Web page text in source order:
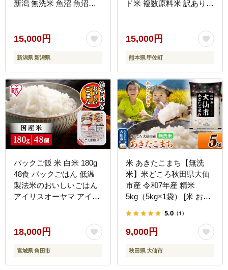
新潟 無洗米 魚沼 魚沼産
15,000円
新潟県 新潟県
ド米 複数原料米 訳あり
おすすめ 熊本県 甲佐町
15,000円
熊本県 甲佐町
パックご飯 米 白米 180g
48食 パックごはん 低温
製法米のおいしいごはん
アイリスオーヤマ アイリ
ク米 レトルト ご飯 ごは
ん こめ 非常食 防災食 備
蓄食 防災 備蓄 仕送り 一
人暮らし レンチン 人気
18,000円
宮城県 角田市
米 あきたこまち【無洗
米】米どころ秋田県大仙
市産 令和7年産 精米
5kg（5kg×1袋） [米 お米
こまち ブランド米 通算
18回 特A 小分け ご飯 ご
はん 米どころ 秋田県産
大仙市]
5.0 （1）
9,000円
秋田県 大仙市